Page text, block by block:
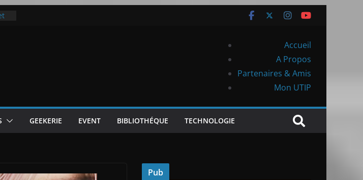
Accueil
A Propos
Partenaires & Amis
Mon UTIP
GEEKERIE EVENT BIBLIOTHÉQUE TECHNOLOGIE
Pub